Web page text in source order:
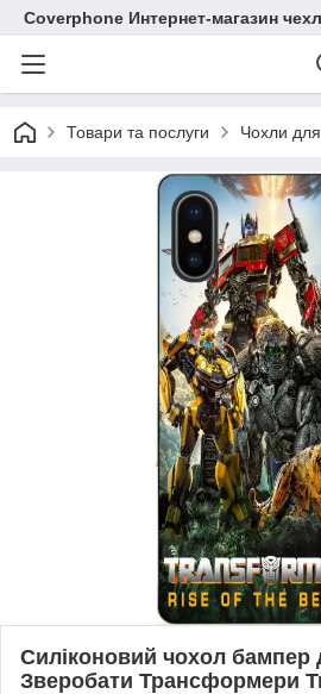
Coverphone Интернет-магазин
Товари та послуги Чохли
Силіконовий чохол бампер
Зверобати Трансформери